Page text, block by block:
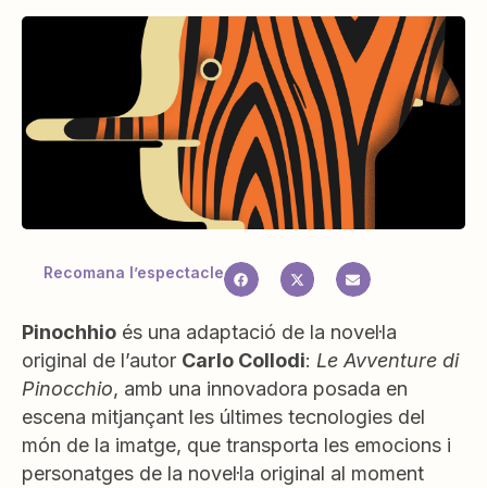
Recomana l’espectacle
Pinochhio és una adaptació de la novel·la
original de l’autor Carlo Collodi: Le Avventure di
Pinocchio, amb una innovadora posada en
escena mitjançant les últimes tecnologies del
món de la imatge, que transporta les emocions i
personatges de la novel·la original al moment